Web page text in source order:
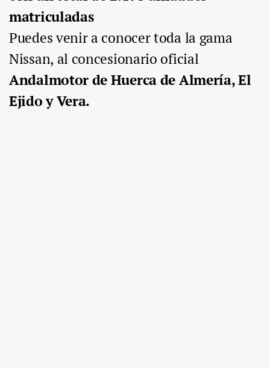
matriculadas
Puedes venir a conocer toda la gama
Nissan, al concesionario oficial
Andalmotor de Huerca de Almería, El
Ejido y Vera.